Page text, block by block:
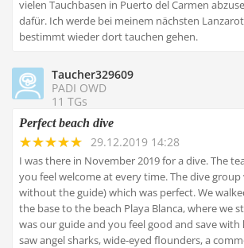
vielen Tauchbasen in Puerto del Carmen
dafür. Ich werde bei meinem nächsten
bestimmt wieder dort tauchen gehen.
Taucher329609
PADI OWD
11 TGs
Perfect beach dive
29.12.2019 14:28
I was there in November 2019 for a dive. The
you feel welcome at every time. The dive group
without the guide) which was perfect. We
the base to the beach Playa Blanca, where we
was our guide and you feel good and save
saw angel sharks, wide-eyed flounders, a